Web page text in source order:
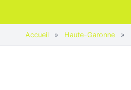
Accueil » Haute-Garonne »